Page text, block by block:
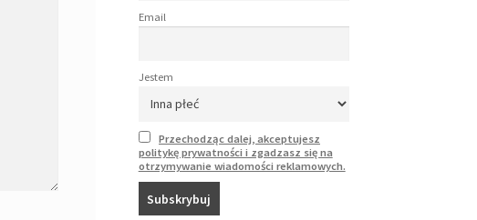
Email
Jestem
Przechodząc dalej, akceptujesz
politykę prywatności i zgadzasz się na
otrzymywanie wiadomości reklamowych.